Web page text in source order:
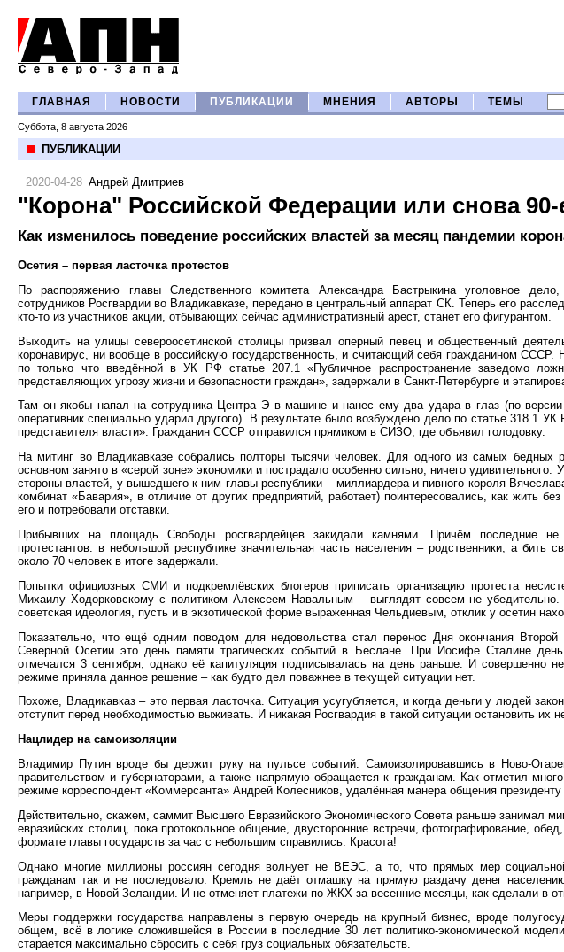
ГЛАВНАЯ НОВОСТИ ПУБЛИКАЦИИ МНЕНИЯ АВТОРЫ ТЕМЫ
Суббота, 8 августа 2026
ПУБЛИКАЦИИ
2020-04-28 Андрей Дмитриев
"Корона" Российской Федерации или снова 90-
Как изменилось поведение российских властей за месяц пандемии
Осетия – первая ласточка протестов
По распоряжению главы Следственного комитета Александра Бастрыкина уголовное
сотрудников Росгвардии во Владикавказе, передано в центральный аппарат СК. Теперь его
кто-то из участников акции, отбывающих сейчас административный арест, станет его фигурантом.
Выходить на улицы североосетинской столицы призвал оперный певец и общественный
коронавирус, ни вообще в российскую государственность, и считающий себя гражданином СССР.
по только что введённой в УК РФ статье 207.1 «Публичное распространение заведомо
представляющих угрозу жизни и безопасности граждан», задержали в Санкт-Петербурге и
Там он якобы напал на сотрудника Центра Э в машине и нанес ему два удара в глаз (по
оперативник специально ударил другого). В результате было возбуждено дело по статье 318.1
представителя власти». Гражданин СССР отправился прямиком в СИЗО, где объявил голодовку.
На митинг во Владикавказе собрались полторы тысячи человек. Для одного из самых бедных
основном занято в «серой зоне» экономики и пострадало особенно сильно, ничего удивительного.
стороны властей, у вышедшего к ним главы республики – миллиардера и пивного короля
комбинат «Бавария», в отличие от других предприятий, работает) поинтересовались, как жить
его и потребовали отставки.
Прибывших на площадь Свободы росгвардейцев закидали камнями. Причём последние не
протестантов: в небольшой республике значительная часть населения – родственники, а бить
около 70 человек в итоге задержали.
Попытки официозных СМИ и подкремлёвских блогеров приписать организацию протеста
Михаилу Ходорковскому с политиком Алексеем Навальным – выглядят совсем не
советская идеология, пусть и в экзотической форме выраженная Чельдиевым, отклик у осетин
Показательно, что ещё одним поводом для недовольства стал перенос Дня окончания
Северной Осетии это день памяти трагических событий в Беслане. При Иосифе Сталине
отмечался 3 сентября, однако её капитуляция подписывалась на день раньше. И совершенно
режиме приняла данное решение – как будто дел поважнее в текущей ситуации нет.
Похоже, Владикавказ – это первая ласточка. Ситуация усугубляется, и когда деньги у людей
отступит перед необходимостью выживать. И никакая Росгвардия в такой ситуации остановить их
Нацлидер на самоизоляции
Владимир Путин вроде бы держит руку на пульсе событий. Самоизолировавшись в Ново-
правительством и губернаторами, а также напрямую обращается к гражданам. Как отметил
режиме корреспондент «Коммерсанта» Андрей Колесников, удалённая манера общения президенту
Действительно, скажем, саммит Высшего Евразийского Экономического Совета раньше занимал
евразийских столиц, пока протокольное общение, двусторонние встречи, фотографирование,
формате главы государств за час с небольшим справились. Красота!
Однако многие миллионы россиян сегодня волнует не ВЕЭС, а то, что прямых мер
гражданам так и не последовало: Кремль не даёт отмашку на прямую раздачу денег населению,
например, в Новой Зеландии. И не отменяет платежи по ЖКХ за весенние месяцы, как сделали в
Меры поддержки государства направлены в первую очередь на крупный бизнес, вроде
общем, всё в логике сложившейся в России в последние 30 лет политико-экономической
старается максимально сбросить с себя груз социальных обязательств.